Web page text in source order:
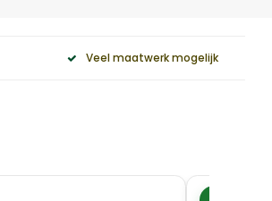
Veel maatwerk mogelijk